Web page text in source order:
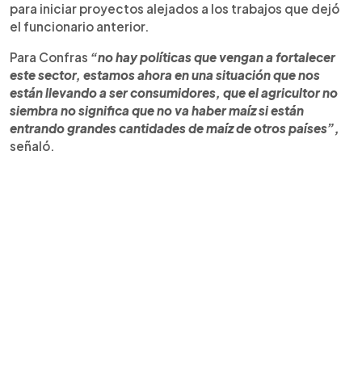
para iniciar proyectos alejados a los trabajos que dejó
el funcionario anterior.
Para Confras “no hay políticas que vengan a fortalecer
este sector, estamos ahora en una situación que nos
están llevando a ser consumidores, que el agricultor no
siembra no significa que no va haber maíz si están
entrando grandes cantidades de maíz de otros países”,
señaló.